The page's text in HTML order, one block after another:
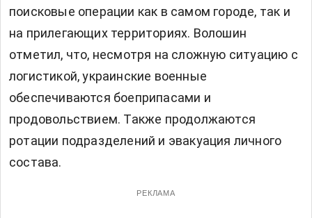
поисковые операции как в самом городе, так и
на прилегающих территориях. Волошин
отметил, что, несмотря на сложную ситуацию с
логистикой, украинские военные
обеспечиваются боеприпасами и
продовольствием. Также продолжаются
ротации подразделений и эвакуация личного
состава.
РЕКЛАМА